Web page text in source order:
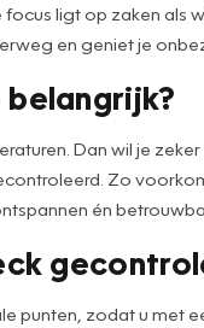
focus ligt op zaken als
en geniet je
Dan wil je
Zo
én
punten, zodat u met